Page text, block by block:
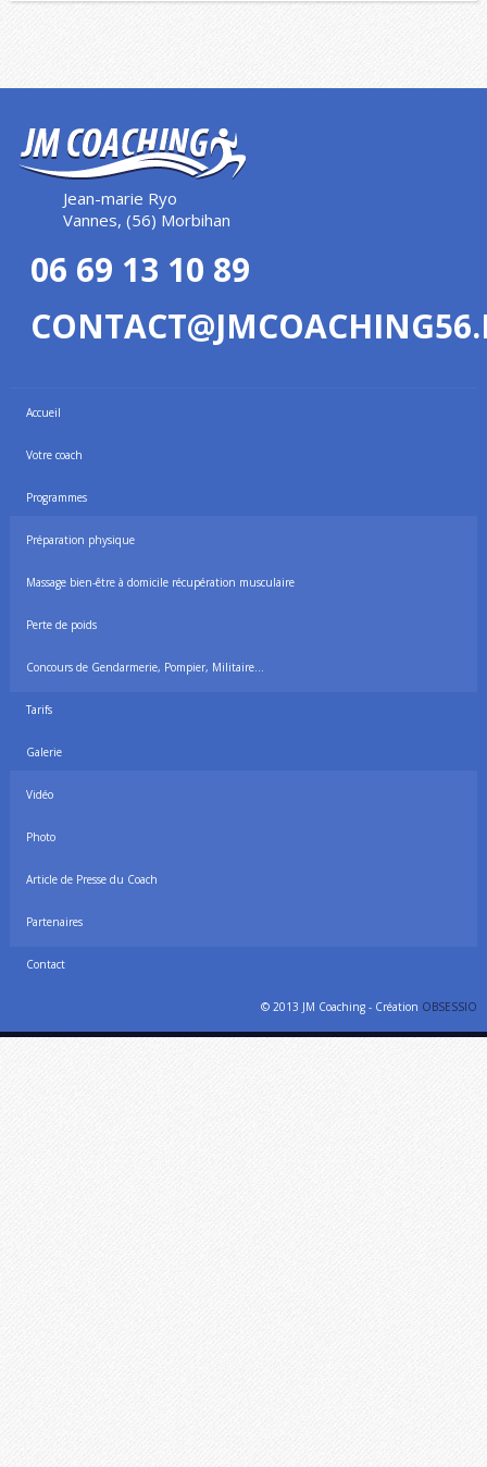
Jean-marie Ryo
Vannes, (56) Morbihan
06 69 13 10 89
Accueil
Votre coach
Programmes
Préparation physique
Massage bien-être à domicile récupération musculaire
Perte de poids
Concours de Gendarmerie, Pompier, Militaire…
Tarifs
Galerie
Vidéo
Photo
Article de Presse du Coach
Partenaires
Contact
© 2013 JM Coaching - Création OBSESSIO